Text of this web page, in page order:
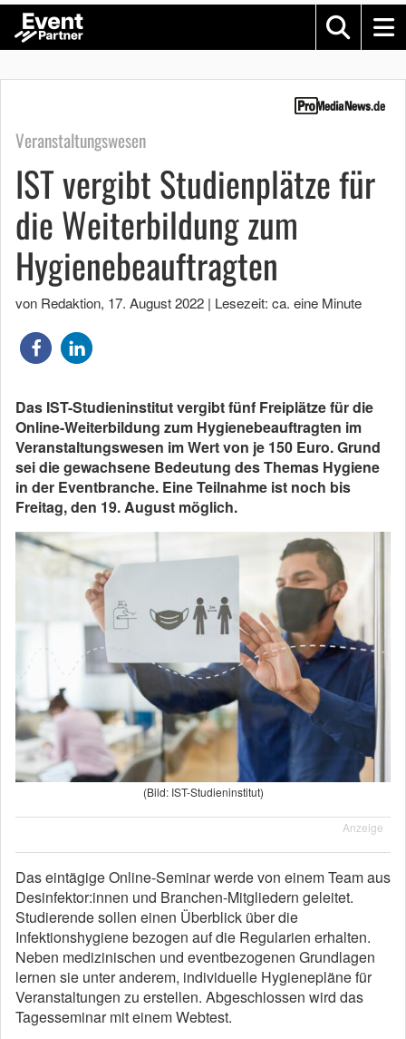
Veranstaltungswesen
IST vergibt Studienplätze für
die Weiterbildung zum
Hygienebeauftragten
von Redaktion, 17. August 2022 | Lesezeit: ca. eine Minute
Das IST-Studieninstitut vergibt fünf Freiplätze für die
Online-Weiterbildung zum Hygienebeauftragten im
Veranstaltungswesen im Wert von je 150 Euro. Grund
sei die gewachsene Bedeutung des Themas Hygiene
in der Eventbranche. Eine Teilnahme ist noch bis
Freitag, den 19. August möglich.
(Bild: IST-Studieninstitut)
Anzeige
Das eintägige Online-Seminar werde von einem Team aus
Desinfektor:innen und Branchen-Mitgliedern geleitet.
Studierende sollen einen Überblick über die
Infektionshygiene bezogen auf die Regularien erhalten.
Neben medizinischen und eventbezogenen Grundlagen
lernen sie unter anderem, individuelle Hygienepläne für
Veranstaltungen zu erstellen. Abgeschlossen wird das
Tagesseminar mit einem Webtest.